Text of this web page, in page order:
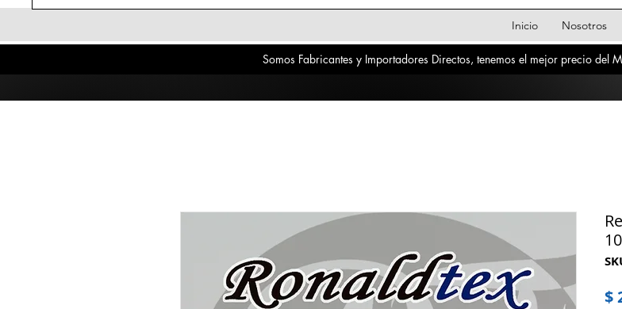
Inicio Nosotros
Somos Fabricantes y Importadores Directos, tenemos el mejor precio del
$